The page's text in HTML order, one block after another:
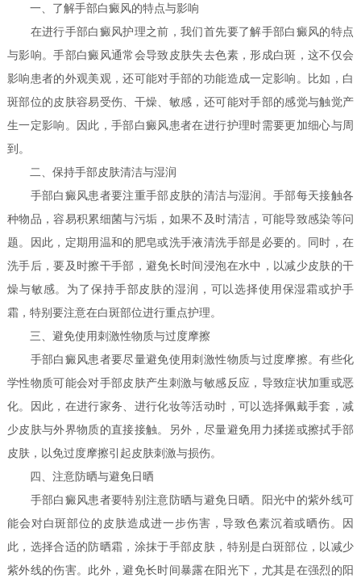
一、了解手部白癜风的特点与影响
在进行手部白癜风护理之前，我们首先要了解手部白癜风的特点
与影响。手部白癜风通常会导致皮肤失去色素，形成白斑，这不仅会
影响患者的外观美观，还可能对手部的功能造成一定影响。比如，白
斑部位的皮肤容易受伤、干燥、敏感，还可能对手部的感觉与触觉产
生一定影响。因此，手部白癜风患者在进行护理时需要更加细心与周
到。
二、保持手部皮肤清洁与湿润
手部白癜风患者要注重手部皮肤的清洁与湿润。手部每天接触各
种物品，容易积累细菌与污垢，如果不及时清洁，可能导致感染等问
题。因此，定期用温和的肥皂或洗手液清洗手部是必要的。同时，在
洗手后，要及时擦干手部，避免长时间浸泡在水中，以减少皮肤的干
燥与敏感。为了保持手部皮肤的湿润，可以选择使用保湿霜或护手
霜，特别要注意在白斑部位进行重点护理。
三、避免使用刺激性物质与过度摩擦
手部白癜风患者要尽量避免使用刺激性物质与过度摩擦。有些化
学性物质可能会对手部皮肤产生刺激与敏感反应，导致症状加重或恶
化。因此，在进行家务、进行化妆等活动时，可以选择佩戴手套，减
少皮肤与外界物质的直接接触。另外，尽量避免用力揉搓或擦拭手部
皮肤，以免过度摩擦引起皮肤刺激与损伤。
四、注意防晒与避免日晒
手部白癜风患者要特别注意防晒与避免日晒。阳光中的紫外线可
能会对白斑部位的皮肤造成进一步伤害，导致色素沉着或晒伤。因
此，选择合适的防晒霜，涂抹于手部皮肤，特别是白斑部位，以减少
紫外线的伤害。此外，避免长时间暴露在阳光下，尤其是在强烈的阳